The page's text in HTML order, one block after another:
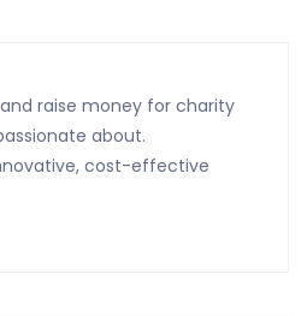
raise money for charity
about.
cost-effective